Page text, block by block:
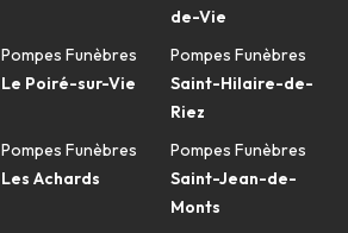
Pompes Funèbres
Le Poiré-sur-Vie
Pompes Funèbres
Les Achards
de-Vie
Pompes Funèbres
Saint-Hilaire-de-
Riez
Pompes Funèbres
Saint-Jean-de-
Monts